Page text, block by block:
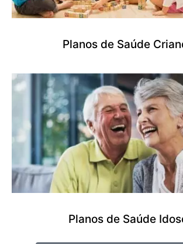
Planos de Saúde
Planos de Saúde